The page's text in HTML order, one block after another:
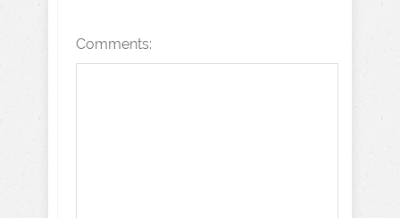
Comments: